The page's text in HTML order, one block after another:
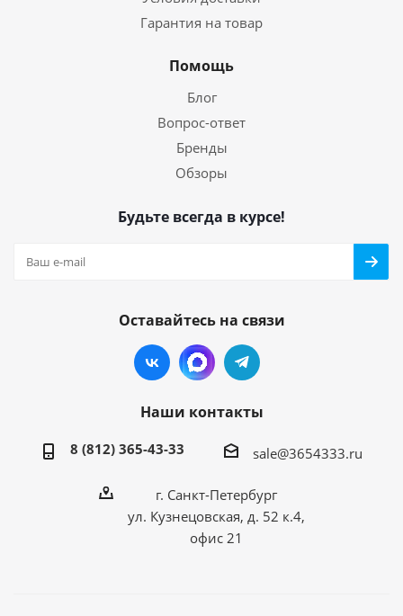
Гарантия на товар
Помощь
Блог
Вопрос-ответ
Бренды
Обзоры
Будьте всегда в курсе!
Оставайтесь на связи
Наши контакты
8 (812) 365-43-33 sale@3654333.ru
г. Санкт-Петербург
ул. Кузнецовская, д. 52 к.4,
офис 21